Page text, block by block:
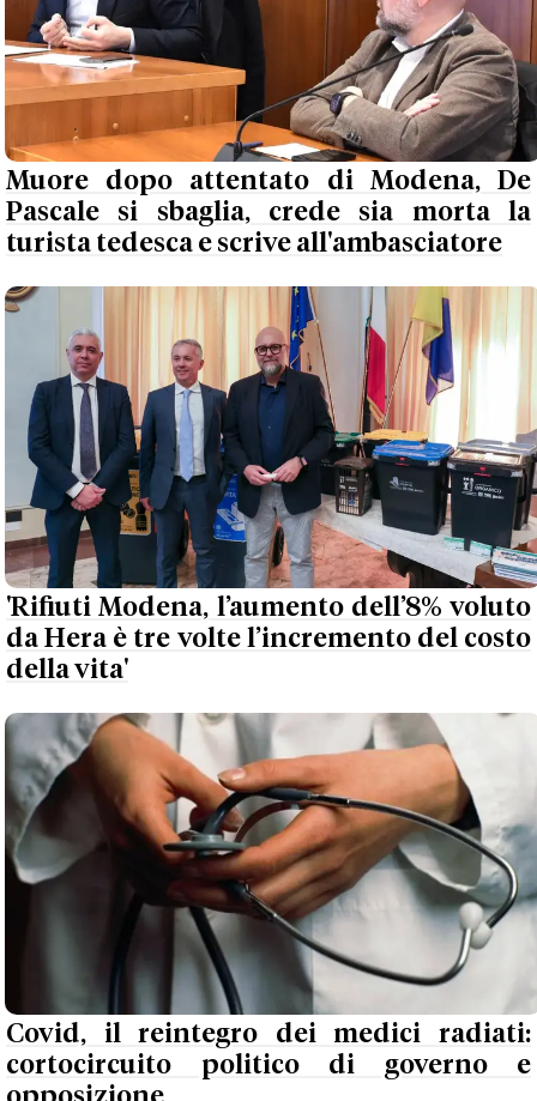
Muore dopo attentato di Modena, De
Pascale si sbaglia, crede sia morta la
turista tedesca e scrive all'ambasciatore
'Rifiuti Modena, l’aumento dell’8% voluto
da Hera è tre volte l’incremento del costo
della vita'
Covid, il reintegro dei medici radiati:
cortocircuito politico di governo e